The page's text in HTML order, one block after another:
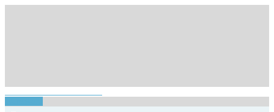
Login Formular